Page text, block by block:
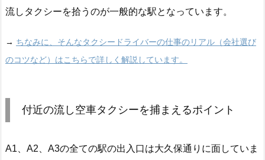
流しタクシーを拾うのが一般的な駅となっています。
→ ちなみに、そんなタクシードライバーの仕事のリアル（会社選び
のコツなど）はこちらで詳しく解説しています。
付近の流し空車タクシーを捕まえるポイント
A1、A2、A3の全ての駅の出入口は大久保通りに面していま